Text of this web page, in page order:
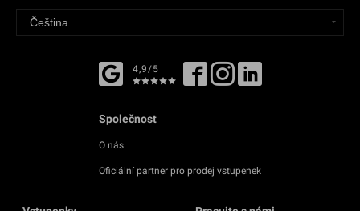
4,9/5
Společnost
O nás
Oficiální partner pro prodej vstupenek